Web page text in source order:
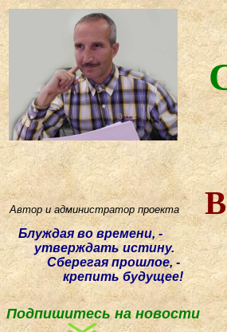
Автор и администратор проекта
Блуждая во времени, -
утверждать истину.
Сберегая прошлое, -
крепить будущее!
Подпишитесь на новости